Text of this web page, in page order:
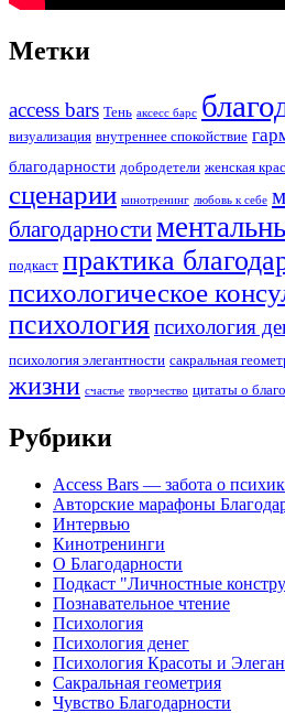
Метки
access bars Тень аксесс барс
визуализация внутреннее спокойствие
благодарности добродетели женская
сценарии кинотренинг любовь к себе
благодарности
подкаст практика
психологическое
психологияпсихология
психология элегантности сакральная
жизни счастье творчество цитаты о
Рубрики
Access Bars — забота о
Авторские марафоны
Интервью
Кинотренинги
О Благодарности
Подкаст "Личностные
Познавательное чтение
Психология
Психология денег
Психология Красоты и
Сакральная геометрия
Чувство Благодарности